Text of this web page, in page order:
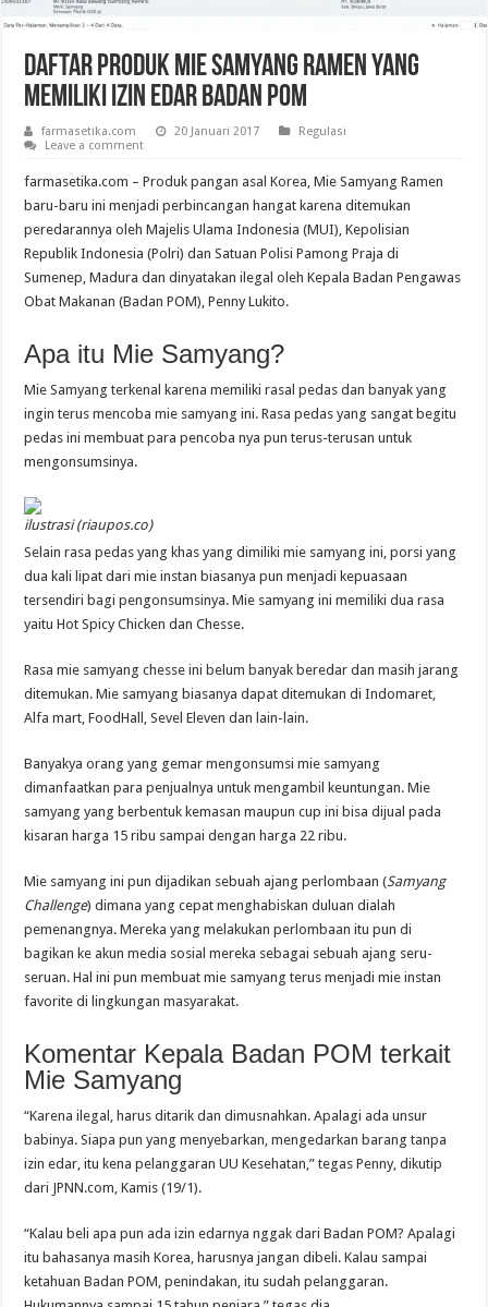
Daftar Produk Mie Samyang Ramen yang
Memiliki Izin Edar Badan POM
farmasetika.com 20 Januari 2017
Regulasi
Leave a comment
farmasetika.com – Produk pangan asal Korea, Mie Samyang Ramen
baru-baru ini menjadi perbincangan hangat karena ditemukan
peredarannya oleh Majelis Ulama Indonesia (MUI), Kepolisian
Republik Indonesia (Polri) dan Satuan Polisi Pamong Praja di
Sumenep, Madura dan dinyatakan ilegal oleh Kepala Badan Pengawas
Obat Makanan (Badan POM), Penny Lukito.
Apa itu Mie Samyang?
Mie Samyang terkenal karena memiliki rasal pedas dan banyak yang
ingin terus mencoba mie samyang ini. Rasa pedas yang sangat begitu
pedas ini membuat para pencoba nya pun terus-terusan untuk
mengonsumsinya.
ilustrasi (riaupos.co)
Selain rasa pedas yang khas yang dimiliki mie samyang ini, porsi yang
dua kali lipat dari mie instan biasanya pun menjadi kepuasaan
tersendiri bagi pengonsumsinya. Mie samyang ini memiliki dua rasa
yaitu Hot Spicy Chicken dan Chesse.
Rasa mie samyang chesse ini belum banyak beredar dan masih jarang
ditemukan. Mie samyang biasanya dapat ditemukan di Indomaret,
Alfa mart, FoodHall, Sevel Eleven dan lain-lain.
Banyakya orang yang gemar mengonsumsi mie samyang
dimanfaatkan para penjualnya untuk mengambil keuntungan. Mie
samyang yang berbentuk kemasan maupun cup ini bisa dijual pada
kisaran harga 15 ribu sampai dengan harga 22 ribu.
Mie samyang ini pun dijadikan sebuah ajang perlombaan (Samyang
Challenge) dimana yang cepat menghabiskan duluan dialah
pemenangnya. Mereka yang melakukan perlombaan itu pun di
bagikan ke akun media sosial mereka sebagai sebuah ajang seru-
seruan. Hal ini pun membuat mie samyang terus menjadi mie instan
favorite di lingkungan masyarakat.
Komentar Kepala Badan POM terkait
Mie Samyang
“Karena ilegal, harus ditarik dan dimusnahkan. Apalagi ada unsur
babinya. Siapa pun yang menyebarkan, mengedarkan barang tanpa
izin edar, itu kena pelanggaran UU Kesehatan,” tegas Penny, dikutip
dari JPNN.com, Kamis (19/1).
“Kalau beli apa pun ada izin edarnya nggak dari Badan POM? Apalagi
itu bahasanya masih Korea, harusnya jangan dibeli. Kalau sampai
ketahuan Badan POM, penindakan, itu sudah pelanggaran.